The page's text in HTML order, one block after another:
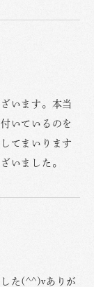
います。本当
いているのを
てまいります
いました。
た(^^)vありが